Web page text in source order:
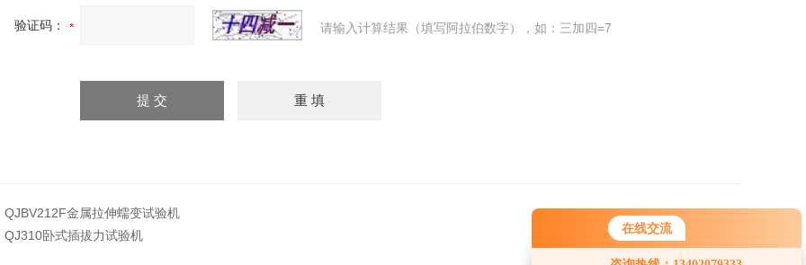
在线交流
您好！欢迎前来咨询，很高兴为您
验证码： 请输入计算结果（填写阿拉伯数字），如：三加四=7
QJBV212F金属拉伸蠕变试验机
QJ310卧式插拔力试验机